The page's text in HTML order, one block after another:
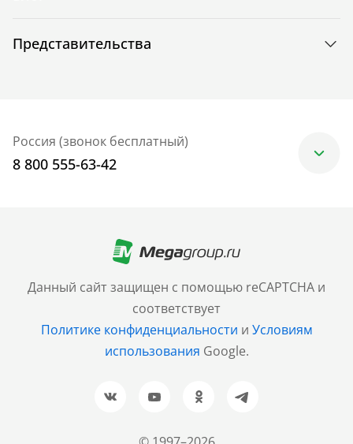
Данный сайт защищен с помощью reCAPTCHA и
соответствует
Политике конфиденциальности и Условиям
использования Google.
Представительства
Россия (звонок бесплатный)
8 800 555-63-42
+7 (499) 705-30-10
Санкт-Петербург
+7 (812) 600-77-33
Барнаул
+7 (961) 999-93-93
Новосибирск